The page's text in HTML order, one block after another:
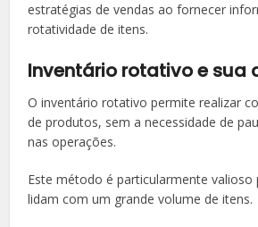
estratégias de vendas ao fornecer
rotatividade de itens.
Inventário rotativo e sua
O inventário rotativo permite realizar
de produtos, sem a necessidade de
nas operações.
Este método é particularmente valioso
lidam com um grande volume de itens.